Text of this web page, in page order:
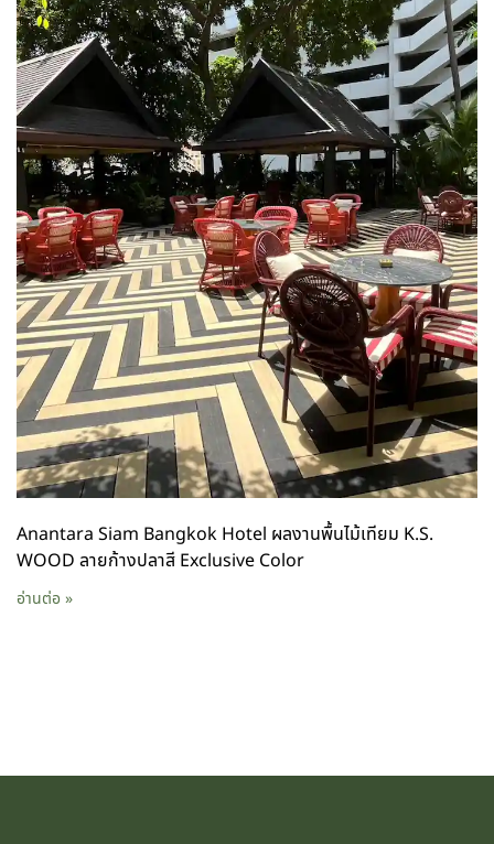
Anantara Siam Bangkok Hotel ผลงานพื้นไม้เทียม K.S.
WOOD ลายก้างปลาสี Exclusive Color
อ่านต่อ »